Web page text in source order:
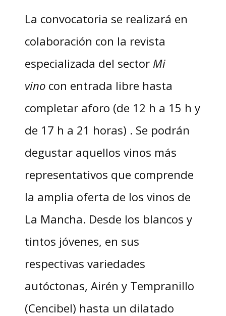
La convocatoria se realizará en
colaboración con la revista
especializada del sector Mi
vinocon entrada libre hasta
completar aforo (de 12 h a 15 h y
de 17 h a 21 horas) . Se podrán
degustar aquellos vinos más
representativos que comprende
la amplia oferta de los vinos de
La Mancha. Desde los blancos y
tintos jóvenes, en sus
respectivas variedades
autóctonas, Airén y Tempranillo
(Cencibel) hasta un dilatado